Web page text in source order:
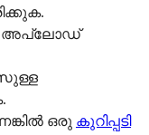
അപ്‌ലോഡ്
ഒരു കുറിപ്പടി